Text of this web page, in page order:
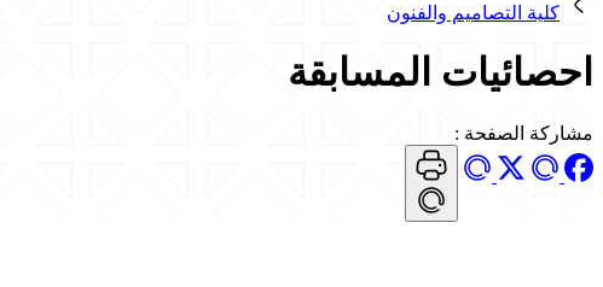
كلية التصاميم والفنون
احصائيات المسابقة
مشاركة الصفحة :